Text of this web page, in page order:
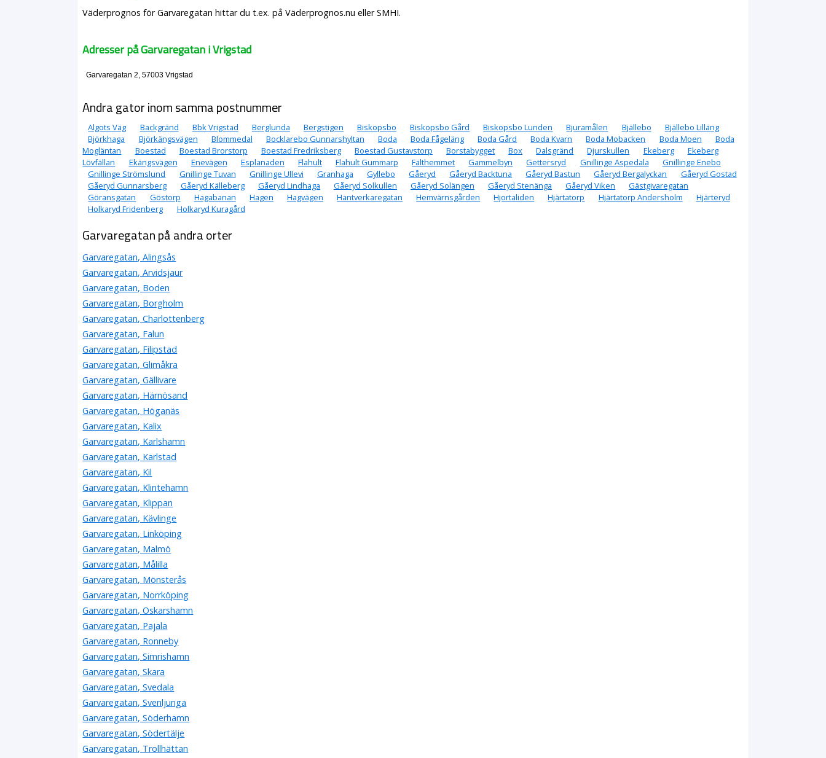
Väderprognos för Garvaregatan hittar du t.ex. på Väderprognos.nu eller SMHI.
Adresser på Garvaregatan i Vrigstad
Garvaregatan 2, 57003 Vrigstad
Andra gator inom samma postnummer
Algots Väg Backgränd Bbk Vrigstad Berglunda Bergstigen Biskopsbo Biskopsbo Gård Biskopsbo Lunden Bjuramålen Bjällebo
Bjällebo Lilläng
Björkhaga
Björkängsvägen Blommedal Bocklarebo Gunnarshyltan Boda Boda Fågeläng Boda Gård Boda Kvarn Boda Mobacken Boda Moen
Boda
Mogläntan
Boestad Boestad Brorstorp Boestad Fredriksberg Boestad Gustavstorp Borstabygget Box Dalsgränd Djurskullen Ekeberg
Ekeberg
Lövfällan
Ekängsvägen Enevägen Esplanaden Flahult Flahult Gummarp Fälthemmet Gammelbyn Gettersryd Gnillinge Aspedala
Gnillinge Enebo
Gnillinge Strömslund
Gnillinge Tuvan Gnillinge Ullevi Granhaga Gyllebo Gåeryd Gåeryd Backtuna Gåeryd Bastun Gåeryd Bergalyckan
Gåeryd Gostad
Gåeryd Gunnarsberg
Gåeryd Källeberg Gåeryd Lindhaga Gåeryd Solkullen Gåeryd Solängen Gåeryd Stenänga Gåeryd Viken
Gästgivaregatan
Göransgatan
Göstorp Hagabanan Hagen Hagvägen Hantverkaregatan Hemvärnsgården Hjortaliden Hjärtatorp Hjärtatorp Andersholm
Hjärteryd
Holkaryd Fridenberg
Holkaryd Kuragård
Garvaregatan på andra orter
Garvaregatan, Alingsås
Garvaregatan, Arvidsjaur
Garvaregatan, Boden
Garvaregatan, Borgholm
Garvaregatan, Charlottenberg
Garvaregatan, Falun
Garvaregatan, Filipstad
Garvaregatan, Glimåkra
Garvaregatan, Gällivare
Garvaregatan, Härnösand
Garvaregatan, Höganäs
Garvaregatan, Kalix
Garvaregatan, Karlshamn
Garvaregatan, Karlstad
Garvaregatan, Kil
Garvaregatan, Klintehamn
Garvaregatan, Klippan
Garvaregatan, Kävlinge
Garvaregatan, Linköping
Garvaregatan, Malmö
Garvaregatan, Målilla
Garvaregatan, Mönsterås
Garvaregatan, Norrköping
Garvaregatan, Oskarshamn
Garvaregatan, Pajala
Garvaregatan, Ronneby
Garvaregatan, Simrishamn
Garvaregatan, Skara
Garvaregatan, Svedala
Garvaregatan, Svenljunga
Garvaregatan, Söderhamn
Garvaregatan, Södertälje
Garvaregatan, Trollhättan